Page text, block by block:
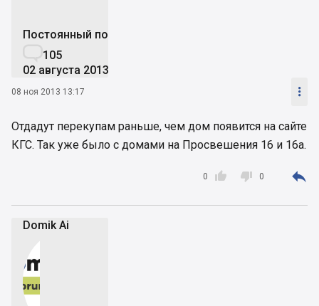
Постоянный пользователь
105
02 августа 2013
08 ноя 2013 13:17 
Отдадут перекупам раньше, чем дом появится на сайте
КГС. Так уже было с домами на Просвешения 16 и 16а.

0  0 
Domik Ai